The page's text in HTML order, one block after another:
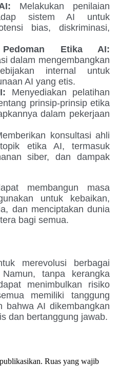
Melakukan penilaian
sistem AI untuk
bias, diskriminasi,
Pedoman Etika AI:
dalam mengembangkan
internal untuk
AI yang etis.
Menyediakan pelatihan
prinsip-prinsip etika
dalam pekerjaan
konsultasi ahli
etika AI, termasuk
siber, dan dampak
membangun masa
untuk kebaikan,
dan menciptakan dunia
bagi semua.
merevolusi berbagai
tanpa kerangka
menimbulkan risiko
memiliki tanggung
bahwa AI dikembangkan
dan bertanggung jawab.
Ruas yang wajib